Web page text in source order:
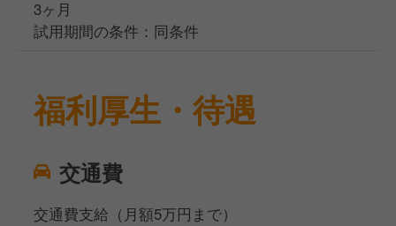
3ヶ月
試用期間の条件：同条件
福利厚生・待遇
交通費
交通費支給（月額5万円まで）